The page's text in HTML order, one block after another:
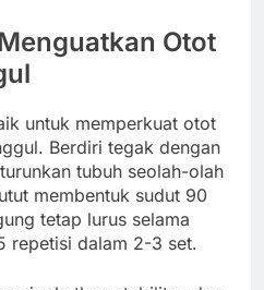
Otot
untuk memperkuat otot
Berdiri tegak dengan
tubuh seolah-olah
membentuk sudut 90
tetap lurus selama
repetisi dalam 2-3 set.